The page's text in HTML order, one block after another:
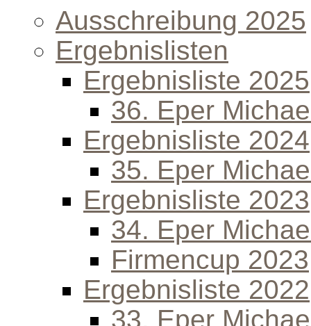
Ausschreibung 2025
Ergebnislisten
Ergebnisliste 2025
36. Eper
Ergebnisliste 2024
35. Eper
Ergebnisliste 2023
34. Eper
Firmencup 2023
Ergebnisliste 2022
33. Eper